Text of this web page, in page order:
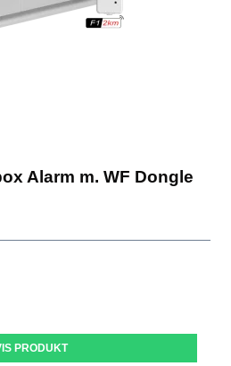
Alarm m. WF Dongle
PRODUKT